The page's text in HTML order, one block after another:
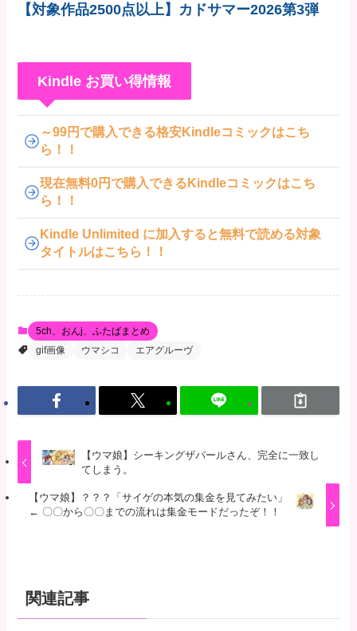
【対象作品2500点以上】カドサマー2026第3弾
Kindle お買い得情報
～99円で購入できる格安Kindleコミックはこち
ら！！
現在無料0円で購入できるKindleコミックはこち
ら！！
Kindle Unlimited に加入すると無料で読める対象
タイトルはこちら！！
5ch、おんj、ふたばまとめ
gif画像
ウマシコ エアグルーヴ
【ウマ娘】シーキングザパールさん、完全に一致し
てしまう。
【ウマ娘】？？？「サイゲの本気の集金を見てみたい」
← 〇〇から〇〇までの流れは集金モードだったぞ！！
関連記事